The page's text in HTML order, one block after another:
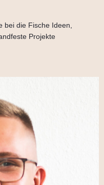
bei die Fische Ideen,
Projekte